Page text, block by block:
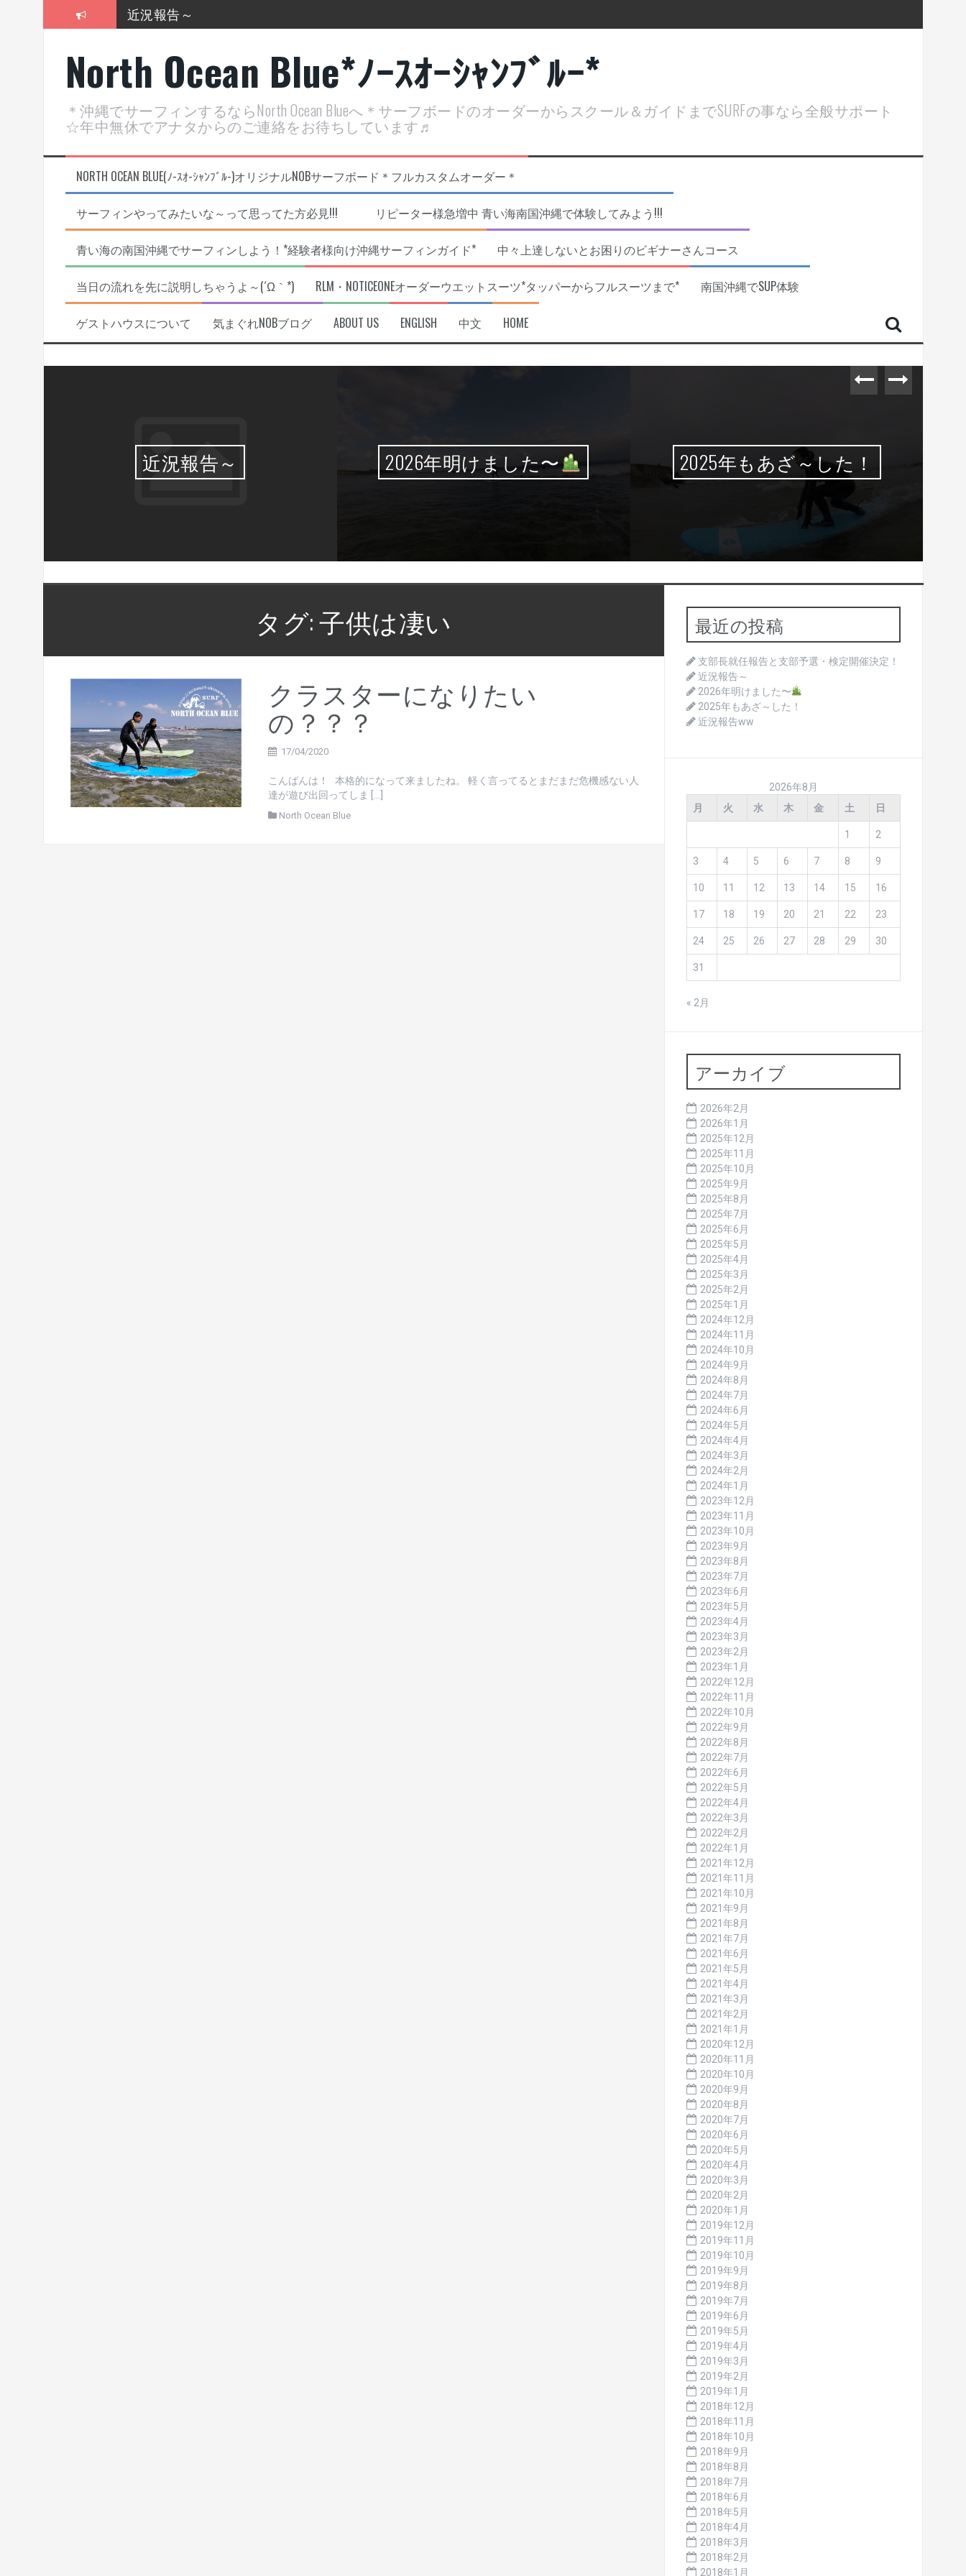
近況報告～
2025年もあざ～した！
ヤッチマッターーーー！！！
支部長就任報告と支部予選・検定開催決定！
North Ocean Blue*ﾉｰｽｵｰｼｬﾝﾌﾞﾙｰ*
＊沖縄でサーフィンするならNorth Ocean Blueへ＊サーフボードのオーダーからスクール＆ガイドまでSURFの事なら全般サポート
☆年中無休でアナタからのご連絡をお待ちしています♬
NORTH OCEAN BLUE(ﾉ-ｽｵ-ｼｬﾝﾌﾞﾙ-)オリジナルNOBサーフボード＊フルカスタムオーダー＊
サーフィンやってみたいな～って思ってた方必見!!! リピーター様急増中 青い海南国沖縄で体験してみよう!!!
青い海の南国沖縄でサーフィンしよう！*経験者様向け沖縄サーフィンガイド* 中々上達しないとお困りのビギナーさんコース
当日の流れを先に説明しちゃうよ～(´Ω｀*) RLM・NOTICEONEオーダーウエットスーツ*タッパーからフルスーツまで* 南国沖縄でSUP体験
ゲストハウスについて 気まぐれNOBブログ ABOUT US ENGLISH 中文 HOME
近況報告～ 2026年明けました〜 2025年もあざ～した！
タグ:子供は凄い
クラスターになりたい
の？？？
17/04/2020
こんばんは！ 本格的になって来ましたね。 軽く言ってるとまだまだ危機感ない人
達が遊び出回ってしま […]
North Ocean Blue
最近の投稿
支部長就任報告と支部予選・検定開催決定！
近況報告～
2026年明けました〜
2025年もあざ～した！
近況報告ww
2026年8月
月
火 水 木 金 土 日
1 2
3 4 5 6 7 8 9
10 11 12 13 14 15 16
17 18 19 20 21 22 23
24 25 26 27 28 29 30
31
« 2月
アーカイブ
2026年2月
2026年1月
2025年12月
2025年11月
2025年10月
2025年9月
2025年8月
2025年7月
2025年6月
2025年5月
2025年4月
2025年3月
2025年2月
2025年1月
2024年12月
2024年11月
2024年10月
2024年9月
2024年8月
2024年7月
2024年6月
2024年5月
2024年4月
2024年3月
2024年2月
2024年1月
2023年12月
2023年11月
2023年10月
2023年9月
2023年8月
2023年7月
2023年6月
2023年5月
2023年4月
2023年3月
2023年2月
2023年1月
2022年12月
2022年11月
2022年10月
2022年9月
2022年8月
2022年7月
2022年6月
2022年5月
2022年4月
2022年3月
2022年2月
2022年1月
2021年12月
2021年11月
2021年10月
2021年9月
2021年8月
2021年7月
2021年6月
2021年5月
2021年4月
2021年3月
2021年2月
2021年1月
2020年12月
2020年11月
2020年10月
2020年9月
2020年8月
2020年7月
2020年6月
2020年5月
2020年4月
2020年3月
2020年2月
2020年1月
2019年12月
2019年11月
2019年10月
2019年9月
2019年8月
2019年7月
2019年6月
2019年5月
2019年4月
2019年3月
2019年2月
2019年1月
2018年12月
2018年11月
2018年10月
2018年9月
2018年8月
2018年7月
2018年6月
2018年5月
2018年4月
2018年3月
2018年2月
2018年1月